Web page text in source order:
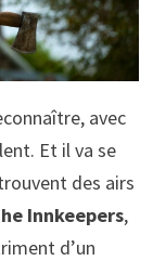
avec
Et il va se
des airs
Innkeepers,
d’un